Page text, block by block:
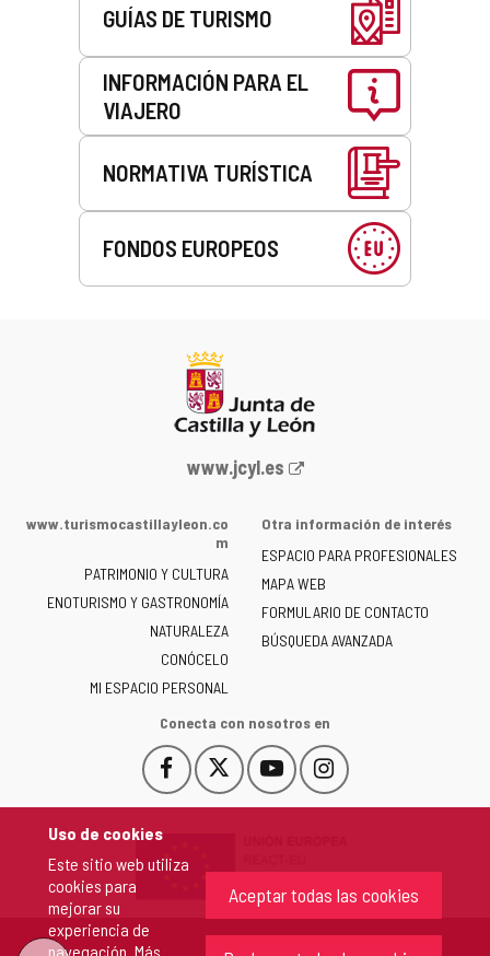
Uso de cookies
Este sitio web utiliza
cookies para
mejorar su
experiencia de
navegación. Más
Aceptar todas las cookies
GUÍAS DE TURISMO
INFORMACIÓN PARA EL
VIAJERO
NORMATIVA TURÍSTICA
FONDOS EUROPEOS
Portal
la
de
Castilla
y
León
-
www.jcyl.es
www.turismocastillayleon.co
m
PATRIMONIO Y CULTURA
ENOTURISMO Y GASTRONOMÍA
NATURALEZA
CONÓCELO
MI ESPACIO PERSONAL
Otra información de interés
ESPACIO PARA PROFESIONALES
MAPA WEB
FORMULARIO DE CONTACTO
BÚSQUEDA AVANZADA
Conecta con nosotros en
Facebook
Este
enlace
en
nueva.
Este
enlace
una
ventana
nueva.
YouTube
Este
enlace
una
ventana
nueva.
Instagram
Este
enlace
una
ventana
nueva.